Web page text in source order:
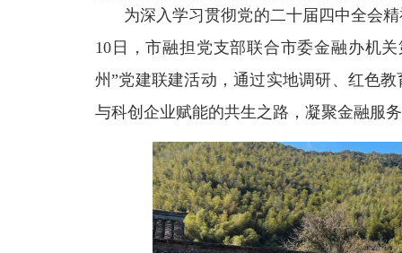
为深入学习贯彻党的二十届四中全会
10日，市融担党支部联合市委金融办机
州”党建联建活动，通过实地调研、红色
与科创企业赋能的共生之路，凝聚金融服